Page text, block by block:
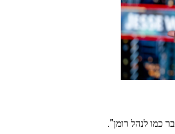
כמו לנהל רומן".